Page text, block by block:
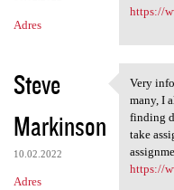
Adres
https://
Steve
Markinson
10.02.2022
Adres
Very
Very
many, I
finding
take
https://